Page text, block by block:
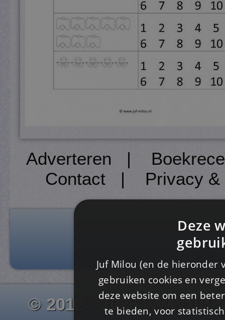
Adverteren |
Contact| Privacy
© 2012 - 2026
Deze
Juf Milou (en de
gebruiken cookies en
deze website om een
te bieden, voor